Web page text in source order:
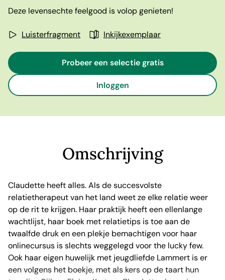
Deze levensechte feelgood is volop genieten!
Luisterfragment Inkijkexemplaar
Probeer een selectie gratis
Inloggen
Omschrijving
Claudette heeft alles. Als de succesvolste
relatietherapeut van het land weet ze elke relatie weer
op de rit te krijgen. Haar praktijk heeft een ellenlange
wachtlijst, haar boek met relatietips is toe aan de
twaalfde druk en een plekje bemachtigen voor haar
onlinecursus is slechts weggelegd voor the lucky few.
Ook haar eigen huwelijk met jeugdliefde Lammert is er
een volgens het boekje, met als kers op de taart hun